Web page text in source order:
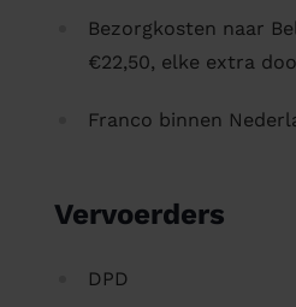
Bezorgkosten naar
€22,50, elke extra
Franco binnen
Vervoerders
DPD